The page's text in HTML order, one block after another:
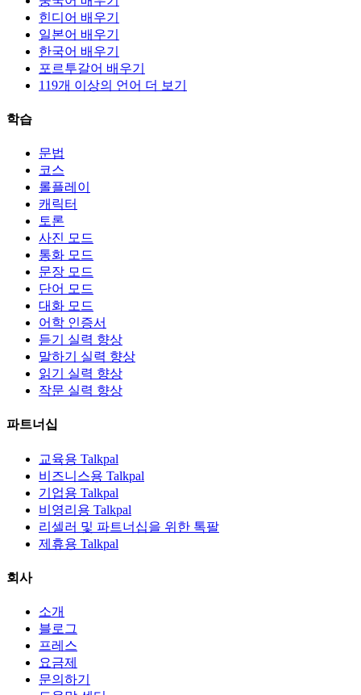
힌디어 배우기
일본어 배우기
한국어 배우기
포르투갈어 배우기
119개 이상의 언어 더 보기
학습
문법
코스
롤플레이
캐릭터
토론
사진 모드
통화 모드
문장 모드
단어 모드
대화 모드
어학 인증서
듣기 실력 향상
말하기 실력 향상
읽기 실력 향상
작문 실력 향상
파트너십
교육용 Talkpal
비즈니스용 Talkpal
기업용 Talkpal
비영리용 Talkpal
리셀러 및 파트너십을 위한 톡팔
제휴용 Talkpal
회사
소개
블로그
프레스
요금제
문의하기